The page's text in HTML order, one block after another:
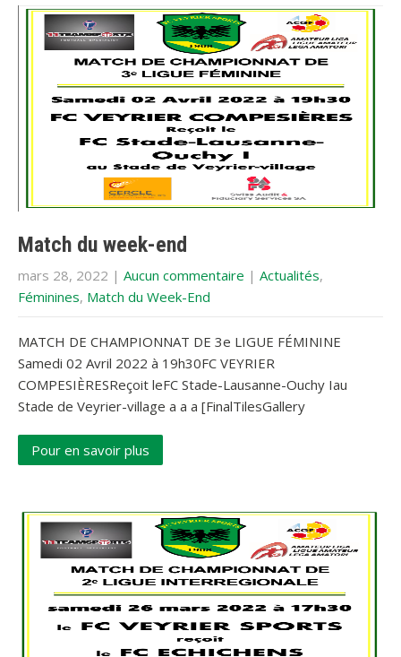
Match du week-end
mars 28, 2022 | Aucun commentaire | Actualités,
Féminines, Match du Week-End
MATCH DE CHAMPIONNAT DE 3e LIGUE FÉMININE
Samedi 02 Avril 2022 à 19h30FC VEYRIER
COMPESIÈRESReçoit leFC Stade-Lausanne-Ouchy Iau
Stade de Veyrier-village a a a [FinalTilesGallery
Pour en savoir plus